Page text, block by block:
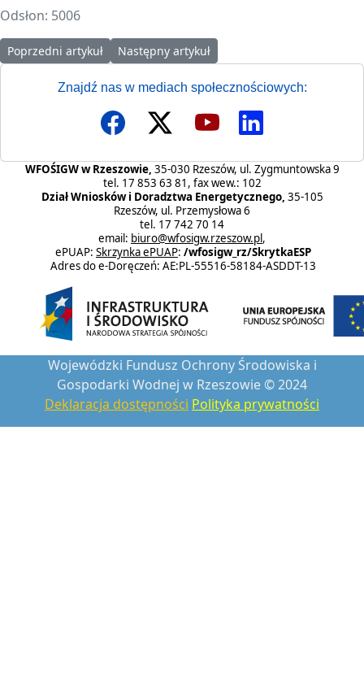
Odsłon: 5006
Poprzedni artykuł: OZE na Pożegnaniu Wakacji w Rudawce
Poprzedni artykuł Następny artykuł: Informacje o projekcie
Następny artykuł
Znajdź nas w mediach społecznościowych:
WFOŚIGW w Rzeszowie, 35-030 Rzeszów, ul. Zygmuntowska 9
tel. 17 853 63 81, fax wew.: 102
Dział Wniosków i Doradztwa Energetycznego, 35-105
Rzeszów, ul. Przemysłowa 6
tel. 17 742 70 14
email: biuro@wfosigw.rzeszow.pl,
ePUAP: Skrzynka ePUAP: /wfosigw_rz/SkrytkaESP
Adres do e-Doręczeń: AE:PL-55516-58184-ASDDT-13
Wojewódzki Fundusz Ochrony Środowiska i
Gospodarki Wodnej w Rzeszowie © 2024
Deklaracja dostępności Polityka prywatności